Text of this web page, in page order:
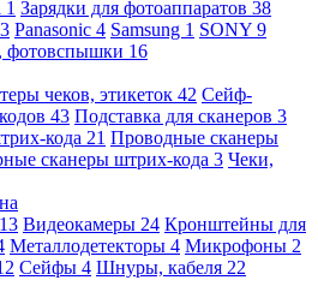
1 Зарядки для фотоаппаратов 38
3 Panasonic 4 Samsung 1 SONY 9
фотовспышки 16
чеков, этикеток 42 Сейф-
43 Подставка для сканеров 3
кода 21 Проводные сканеры
сканеры штрих-кода 3 Чеки,
13 Видеокамеры 24 Кронштейны для
Металлодетекторы 4 Микрофоны 2
Сейфы 4 Шнуры, кабеля 22